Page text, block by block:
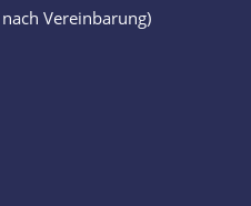
Vereinbarung)